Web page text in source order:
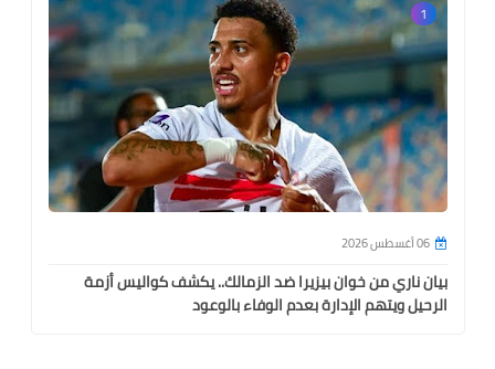
1
06 أغسطس 2026
بيان ناري من خوان بيزيرا ضد الزمالك.. يكشف كواليس أزمة
الرحيل ويتهم الإدارة بعدم الوفاء بالوعود